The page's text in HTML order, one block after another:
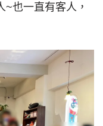
也一直有客人，